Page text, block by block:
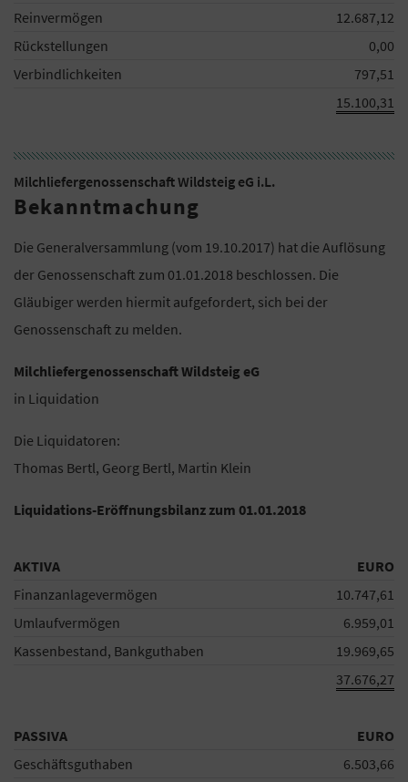
Reinvermögen
12.687,12
Rückstellungen
0,00
Verbindlichkeiten
797,51
15.100,31
Milchliefergenossenschaft Wildsteig eG i.L.
Bekanntmachung
Die Generalversammlung (vom 19.10.2017) hat die Auflösung
der Genossenschaft zum 01.01.2018 beschlossen. Die
Gläubiger werden hiermit aufgefordert, sich bei der
Genossenschaft zu melden.
Milchliefergenossenschaft Wildsteig eG
in Liquidation
Die Liquidatoren:
Thomas Bertl, Georg Bertl, Martin Klein
Liquidations-Eröffnungsbilanz zum 01.01.2018
AKTIVA
EURO
Finanzanlagevermögen
10.747,61
Umlaufvermögen
6.959,01
Kassenbestand, Bankguthaben
19.969,65
37.676,27
PASSIVA
EURO
Geschäftsguthaben
6.503,66